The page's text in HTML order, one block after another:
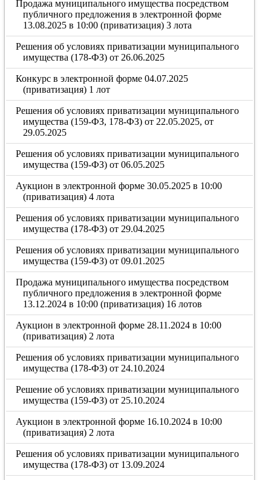
Продажа муниципального имущества посредством
публичного предложения в электронной форме
13.08.2025 в 10:00 (приватизация) 3 лота
Решения об условиях приватизации муниципального
имущества (178-ФЗ) от 26.06.2025
Конкурс в электронной форме 04.07.2025
(приватизация) 1 лот
Решения об условиях приватизации муниципального
имущества (159-ФЗ, 178-ФЗ) от 22.05.2025, от
29.05.2025
Решения об условиях приватизации муниципального
имущества (159-ФЗ) от 06.05.2025
Аукцион в электронной форме 30.05.2025 в 10:00
(приватизация) 4 лота
Решения об условиях приватизации муниципального
имущества (178-ФЗ) от 29.04.2025
Решения об условиях приватизации муниципального
имущества (159-ФЗ) от 09.01.2025
Продажа муниципального имущества посредством
публичного предложения в электронной форме
13.12.2024 в 10:00 (приватизация) 16 лотов
Аукцион в электронной форме 28.11.2024 в 10:00
(приватизация) 2 лота
Решения об условиях приватизации муниципального
имущества (178-ФЗ) от 24.10.2024
Решение об условиях приватизации муниципального
имущества (159-ФЗ) от 25.10.2024
Аукцион в электронной форме 16.10.2024 в 10:00
(приватизация) 2 лота
Решения об условиях приватизации муниципального
имущества (178-ФЗ) от 13.09.2024